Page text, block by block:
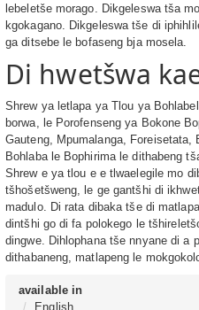
lebeletše morago. Dikgeleswa tša
kgokagano. Dikgeleswa tše di
ga ditsebe le bofaseng bja mosela.
Di hwetšwa
Shrew ya letlapa ya Tlou ya
borwa, le Porofenseng ya Bokone
Gauteng, Mpumalanga, Foreisetata,
Bohlaba le Bophirima le dithabeng
Shrew e ya tlou e e tlwaelegile mo
tšhošetšweng, le ge gantšhi di
madulo. Di rata dibaka tše di
dintšhi go di fa polokego le
dingwe. Dihlophana tše nnyane di a
dithabaneng, matlapeng le
available in
English